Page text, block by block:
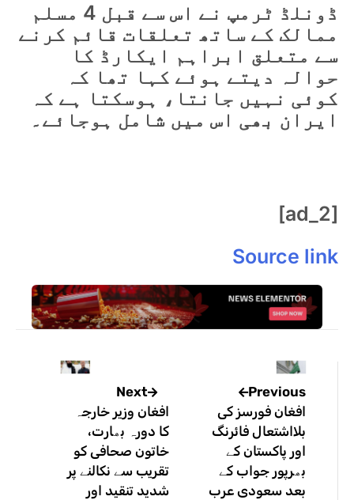
ڈونلڈ ٹرمپ نے اس سے قبل 4 مسلم
ممالک کے ساتھ تعلقات قائم کرنے
سے متعلق ابراہم ایکارڈ کا
حوالہ دیتے ہوئے کہا تھا کہ
کوئی نہیں جانتا، ہوسکتا ہے کہ
ایران بھی اس میں شامل ہوجائے۔
[ad_2]
Source link
Previous
افغان فورسز کی
بلااشتعال فائرنگ
اور پاکستان کے
بھرپور جواب کے
بعد سعودی عرب
Next
افغان وزیر خارجہ
کا دورہ بھارت،
خاتون صحافی کو
تقریب سے نکالنے پر
شدید تنقید اور